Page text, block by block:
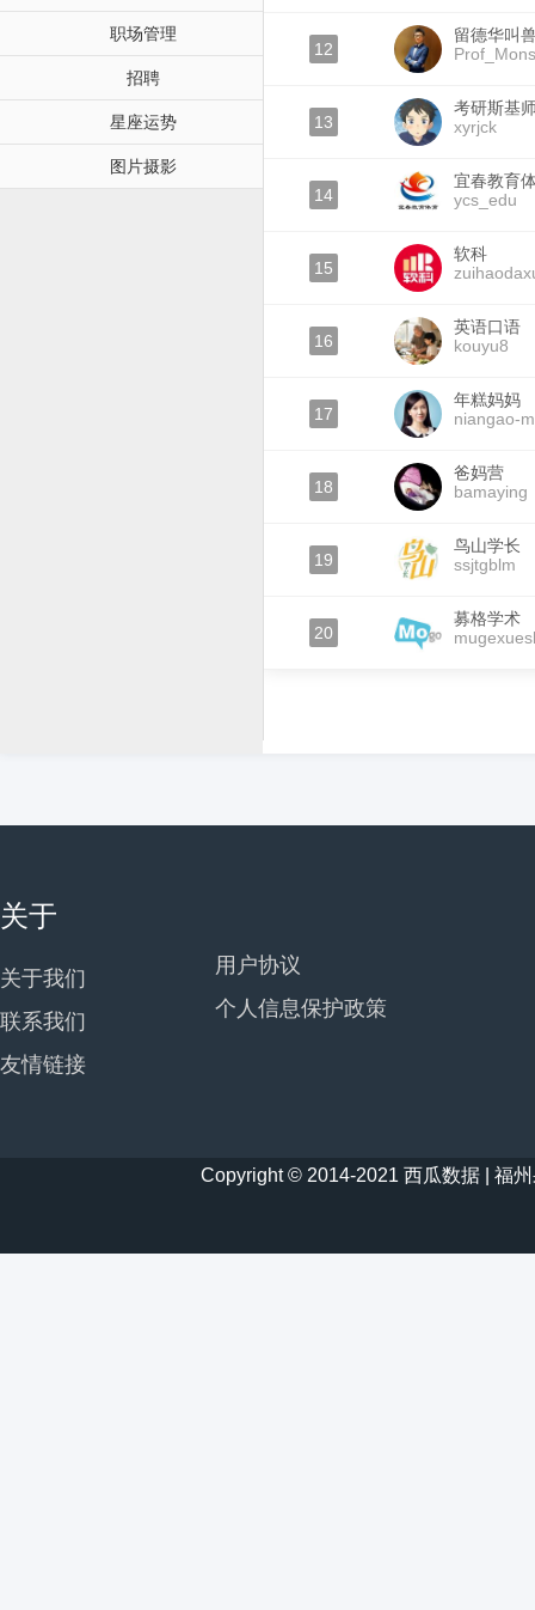
职场管理
招聘
星座运势
图片摄影
12
留德华叫
13
考研斯基
xyrjck
14
宜春教育
ycs_edu
15
软科
16
英语口语
kouyu8
17
年糕妈妈
niangao-
18
爸妈营
bamaying
19
鸟山学长
ssjtgblm
20
募格学术
关于
关于我们
联系我们
友情链接
用户协议
个人信息保护政策
Copyright © 2014-2021 西瓜数据 | 福